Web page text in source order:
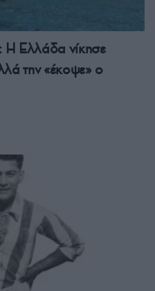
Η Ελλάδα νίκησε
την «έκοψε» ο